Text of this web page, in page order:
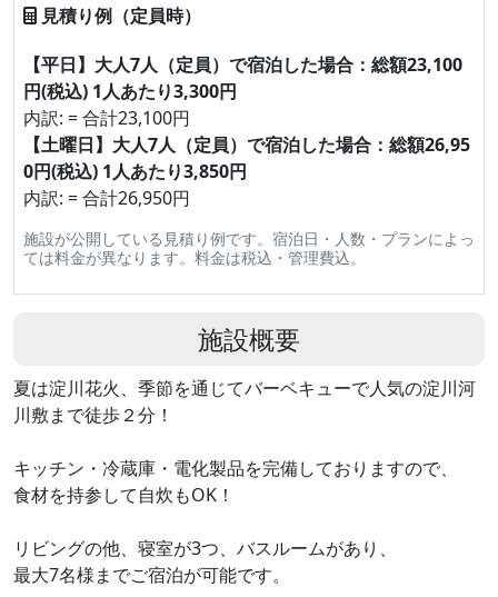
見積り例（定員時）
【平日】大人7人（定員）で宿泊した場合：総額23,100
円(税込) 1人あたり3,300円
内訳: = 合計23,100円
【土曜日】大人7人（定員）で宿泊した場合：総額26,95
0円(税込) 1人あたり3,850円
内訳: = 合計26,950円
施設が公開している見積り例です。宿泊日・人数・プランによっ
ては料金が異なります。料金は税込・管理費込。
施設概要
夏は淀川花火、季節を通じてバーベキューで人気の淀川河
川敷まで徒歩２分！
キッチン・冷蔵庫・電化製品を完備しておりますので、
食材を持参して自炊もOK！
リビングの他、寝室が3つ、バスルームがあり、
最大7名様までご宿泊が可能です。